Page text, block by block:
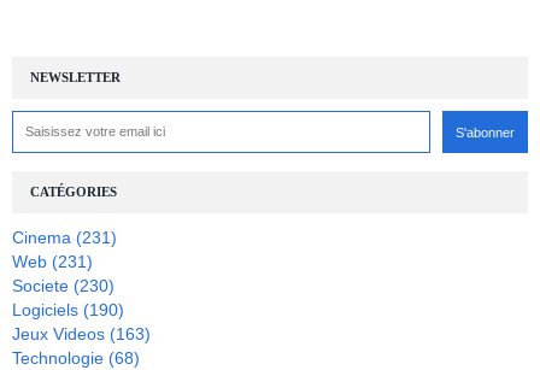
NEWSLETTER
CATÉGORIES
Cinema (231)
Web (231)
Societe (230)
Logiciels (190)
Jeux Videos (163)
Technologie (68)